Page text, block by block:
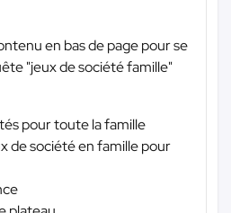
en bas de page pour se
"jeux de société famille"
pour toute la famille
de société en famille pour